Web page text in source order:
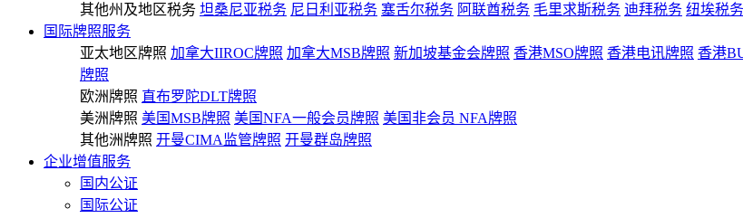
其他州及地区税务 坦桑尼亚税务 尼日利亚税务 塞舌尔税务 阿联酋税务 毛里求斯税务 迪拜税务 纽埃税务
国际牌照服务
亚太地区牌照 加拿大IIROC牌照 加拿大MSB牌照 新加坡基金会牌照 香港MSO牌照 香港电讯牌照 香港
牌照
欧洲牌照 直布罗陀DLT牌照
美洲牌照 美国MSB牌照 美国NFA一般会员牌照 美国非会员 NFA牌照
其他洲牌照 开曼CIMA监管牌照 开曼群岛牌照
企业增值服务
国内公证
国际公证